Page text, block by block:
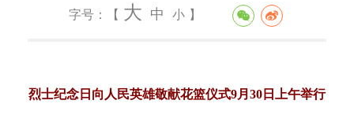
字号：【 大 中 小 】
烈士纪念日向人民英雄敬献花篮仪式9月30日上午举行